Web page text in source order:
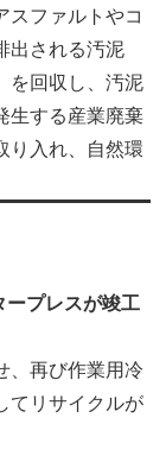
スファルトやコ
出される汚泥
を回収し、汚泥
生する産業廃棄
り入れ、自然環
ープレスが竣工
、再び作業用冷
てリサイクルが